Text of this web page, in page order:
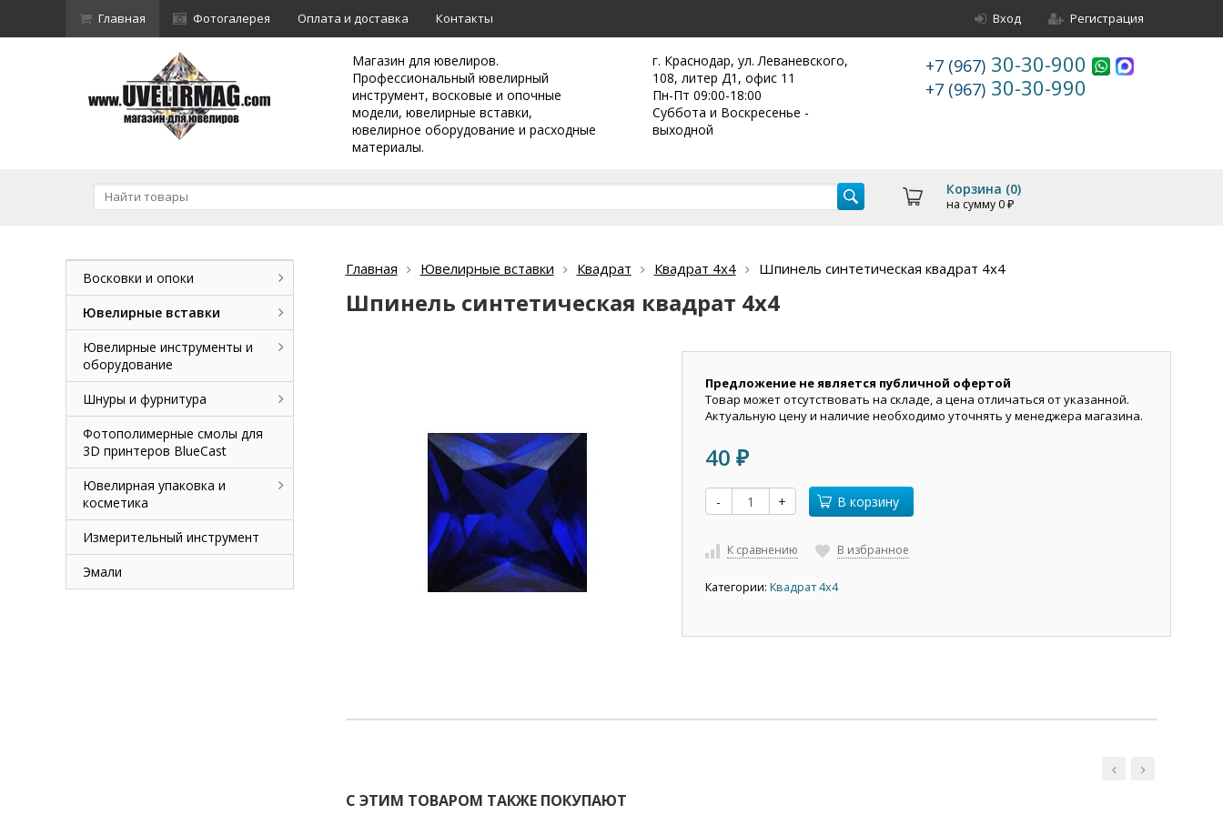
Главная Фотогалерея Оплата и доставка Контакты Вход Регистрация
Магазин для ювелиров.
Профессиональный ювелирный
инструмент, восковые и опочные
модели, ювелирные вставки,
ювелирное оборудование и расходные
материалы.
г. Краснодар, ул. Леваневского,
108, литер Д1, офис 11
Пн-Пт 09:00-18:00
Суббота и Воскресенье -
выходной
+7 (967) 30-30-900
+7 (967) 30-30-990
Корзина (0)
на сумму 0 ₽
Главная Ювелирные вставки Квадрат Квадрат 4х4 Шпинель синтетическая квадрат 4х4
Шпинель синтетическая квадрат 4х4
Предложение не является публичной офертой
Товар может отсутствовать на складе, а цена отличаться от указанной.
Актуальную цену и наличие необходимо уточнять у менеджера магазина.
40 ₽
- + В корзину
К сравнению В избранное
Категории: Квадрат 4х4
С ЭТИМ ТОВАРОМ ТАКЖЕ ПОКУПАЮТ
Восковки и опоки
Ювелирные вставки
Ювелирные инструменты и
оборудование
Шнуры и фурнитура
Фотополимерные смолы для
3D принтеров BlueCast
Ювелирная упаковка и
косметика
Измерительный инструмент
Эмали